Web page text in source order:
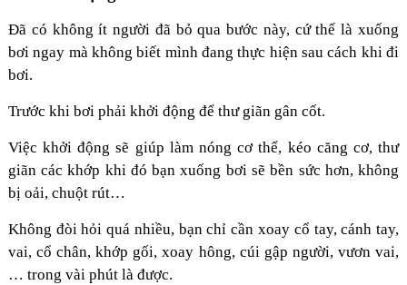
Đã có không ít người đã bỏ qua bước này, cứ thế là xuống
bơi ngay mà không biết mình đang thực hiện sau cách khi đi
bơi.
Trước khi bơi phải khởi động để thư giãn gân cốt.
Việc khởi động sẽ giúp làm nóng cơ thể, kéo căng cơ, thư
giãn các khớp khi đó bạn xuống bơi sẽ bền sức hơn, không
bị oải, chuột rút…
Không đòi hỏi quá nhiều, bạn chỉ cần xoay cổ tay, cánh tay,
vai, cổ chân, khớp gối, xoay hông, cúi gập người, vươn vai,
… trong vài phút là được.